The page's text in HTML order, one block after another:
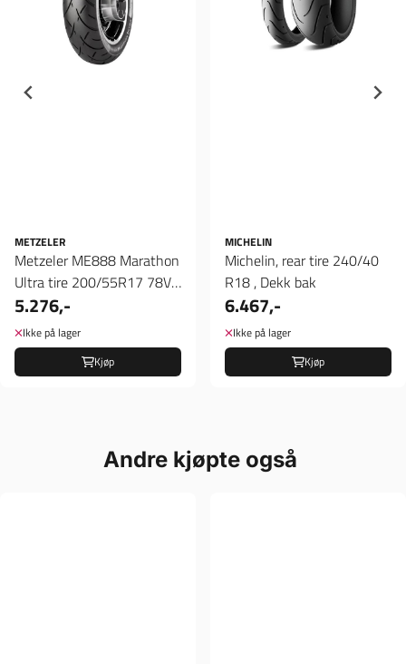
METZELER
Metzeler ME888 Marathon
Ultra tire 200/55R17 78V,
Dekk bak
5.276,-
Ikke på lager
Kjøp
MICHELIN
Michelin, rear tire 240/40
R18 , Dekk bak
6.467,-
Ikke på lager
Kjøp
Andre kjøpte også